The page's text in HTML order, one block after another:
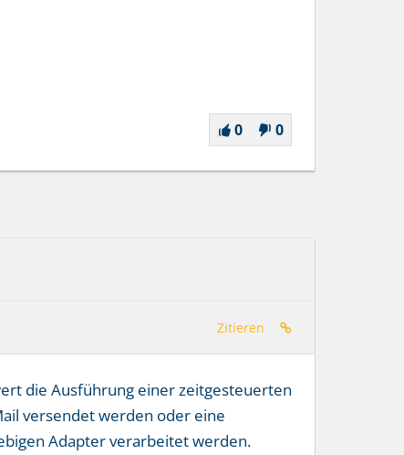
0 0
Zitieren
die Ausführung einer zeitgesteuerten
versendet werden oder eine
Adapter verarbeitet werden.